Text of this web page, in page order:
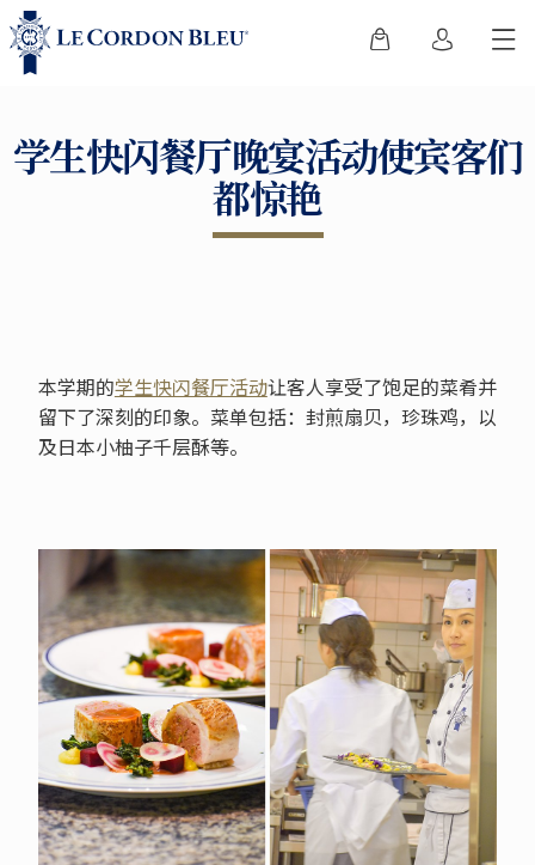
学生快闪餐厅晚宴活动使宾客们
都惊艳
本学期的学生快闪餐厅活动让客人享受了饱足的菜肴并
留下了深刻的印象。菜单包括：封煎扇贝，珍珠鸡，以
及日本小柚子千层酥等。